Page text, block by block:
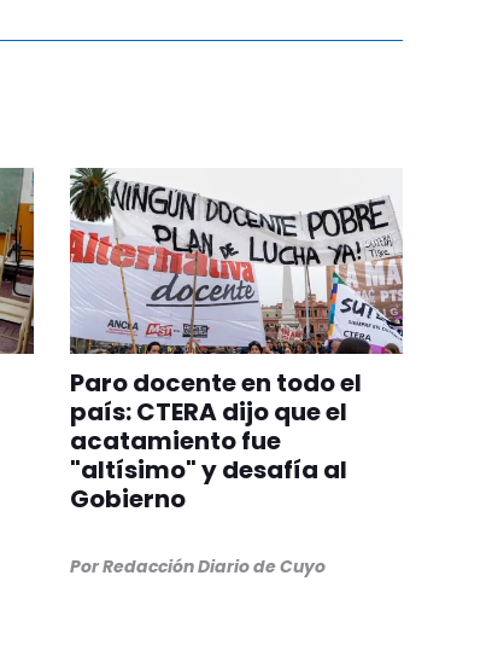
Paro docente en todo el
país: CTERA dijo que el
acatamiento fue
"altísimo" y desafía al
Gobierno
PorRedacción Diario de Cuyo